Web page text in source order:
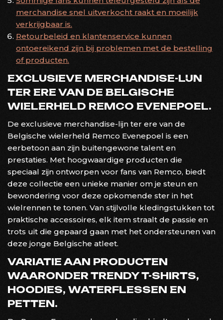
merchandise snel uitverkocht raakt en moeilijk
verkrijgbaar is.
Retourbeleid en klantenservice kunnen
ontoereikend zijn bij problemen met de bestelling
of producten.
EXCLUSIEVE MERCHANDISE-LIJN
TER ERE VAN DE BELGISCHE
WIELERHELD REMCO EVENEPOEL.
De exclusieve merchandise-lijn ter ere van de
Belgische wielerheld Remco Evenepoel is een
eerbetoon aan zijn buitengewone talent en
prestaties. Met hoogwaardige producten die
speciaal zijn ontworpen voor fans van Remco, biedt
deze collectie een unieke manier om je steun en
bewondering voor deze opkomende ster in het
wielrennen te tonen. Van stijlvolle kledingstukken tot
praktische accessoires, elk item straalt de passie en
trots uit die gepaard gaan met het ondersteunen van
deze jonge Belgische atleet.
VARIATIE AAN PRODUCTEN
WAARONDER TRENDY T-SHIRTS,
HOODIES, WATERFLESSEN EN
PETTEN.